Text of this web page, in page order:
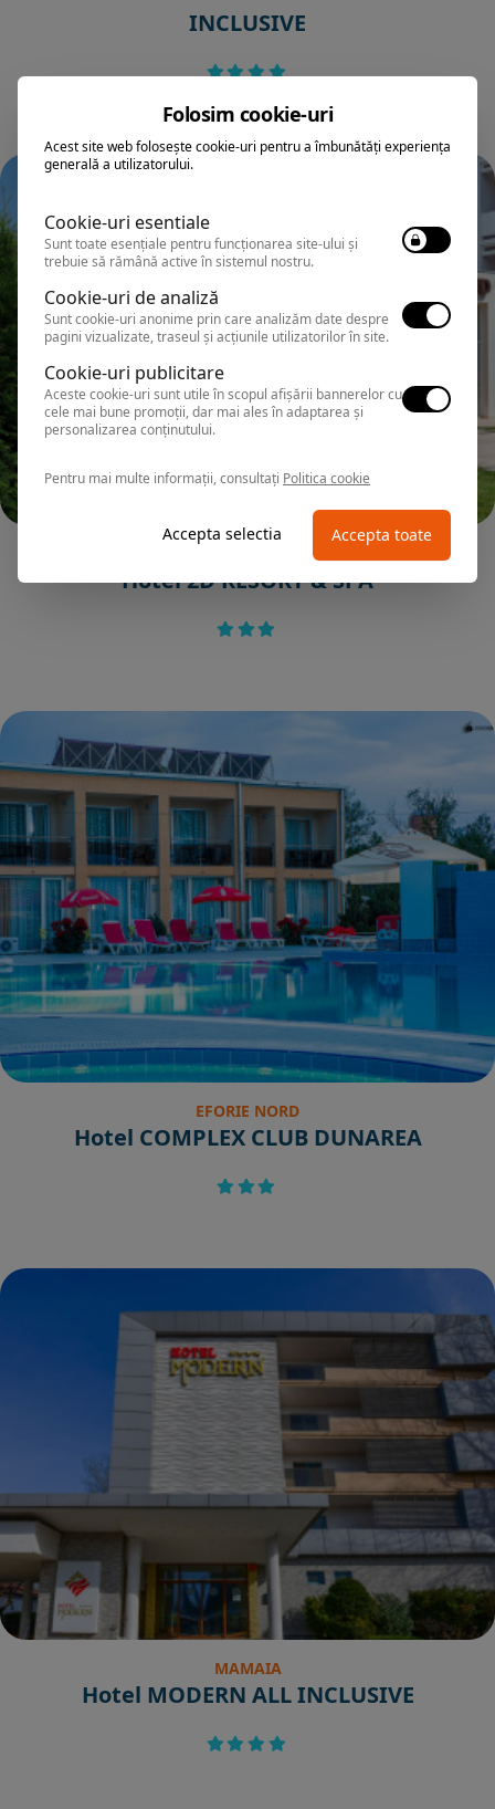
INCLUSIVE
Hotel 2D RESORT & SPA
EFORIE NORD
Hotel COMPLEX CLUB DUNAREA
MAMAIA
Hotel MODERN ALL INCLUSIVE
Folosim cookie-uri
Acest site web folosește cookie-uri pentru a îmbunătăți experiența
generală a utilizatorului.
Cookie-uri esentiale
Sunt toate esențiale pentru funcționarea site-ului și
trebuie să rămână active în sistemul nostru.
Cookie-uri de analiză
Sunt cookie-uri anonime prin care analizăm date despre
pagini vizualizate, traseul și acțiunile utilizatorilor în site.
Cookie-uri publicitare
Aceste cookie-uri sunt utile în scopul afișării bannerelor cu
cele mai bune promoții, dar mai ales în adaptarea și
personalizarea conținutului.
Pentru mai multe informații, consultați Politica cookie
Accepta selectia Accepta toate